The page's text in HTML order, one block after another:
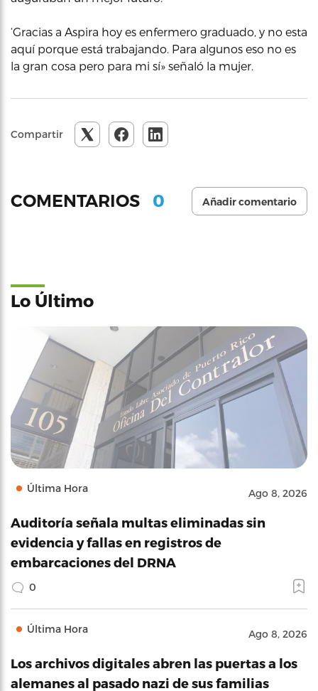
‘Gracias a Aspira hoy es enfermero graduado, y no esta
aquí porque está trabajando. Para algunos eso no es
la gran cosa pero para mi sí» señaló la mujer.
Compartir
COMENTARIOS 0 Añadir comentario
Lo Último
Última Hora Ago 8, 2026
Auditoría señala multas eliminadas sin
evidencia y fallas en registros de
embarcaciones del DRNA
0
Última Hora Ago 8, 2026
Los archivos digitales abren las puertas a los
alemanes al pasado nazi de sus familias